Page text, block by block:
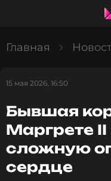
Главная
15 мая 2026, 16:50
Бывшая
Маргрете
сложную
сердце